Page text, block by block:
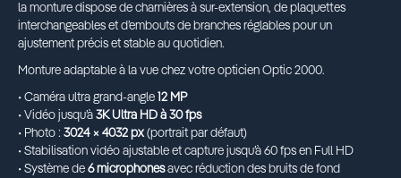
la monture dispose de charnières à sur-extension, de plaquettes
interchangeables et d’embouts de branches réglables pour un
ajustement précis et stable au quotidien.
Monture adaptable à la vue chez votre opticien Optic 2000.
• Caméra ultra grand-angle 12 MP
• Vidéo jusqu’à 3K Ultra HD à 30 fps
• Photo : 3024 × 4032 px(portrait par défaut)
• Stabilisation vidéo ajustable et capture jusqu’à 60 fps en Full HD
• Système de 6 microphonesavec réduction des bruits de fond